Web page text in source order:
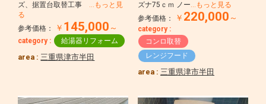
ズ、据置台取替工事 …もっと見
る
参考価格：
￥ 145,000 ～
category : 給湯器リフォーム
area : 三重県津市半田
ズナ75ｃｍ ノー…もっと見る
参考価格：
￥ 220,000 ～
category :
コンロ取替
レンジフード
area : 三重県津市半田